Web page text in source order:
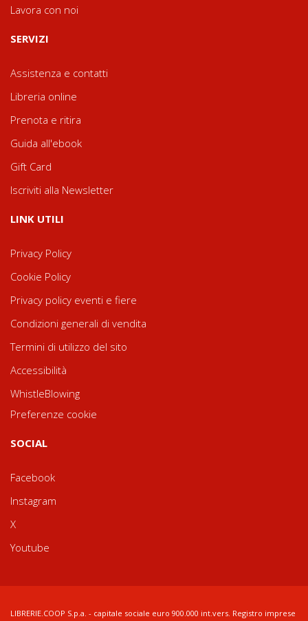
Lavora con noi
SERVIZI
Assistenza e contatti
Libreria online
Prenota e ritira
Guida all'ebook
Gift Card
Iscriviti alla Newsletter
LINK UTILI
Privacy Policy
Cookie Policy
Privacy policy eventi e fiere
Condizioni generali di vendita
Termini di utilizzo del sito
Accessibilità
WhistleBlowing
Preferenze cookie
SOCIAL
Facebook
Instagram
X
Youtube
LIBRERIE.COOP S.p.a. - capitale sociale euro 900.000 int.vers. Registro imprese